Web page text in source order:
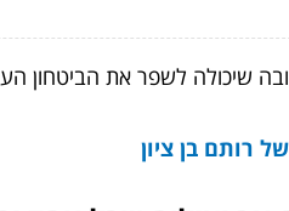
שיכולה לשפר את הביטחון
רותם בן ציון